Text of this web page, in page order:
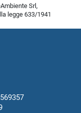
Srl,
legge 633/1941